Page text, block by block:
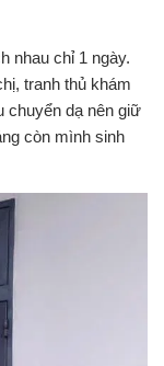
nhau chỉ 1 ngày.
tranh thủ khám
chuyển dạ nên giữ
còn mình sinh